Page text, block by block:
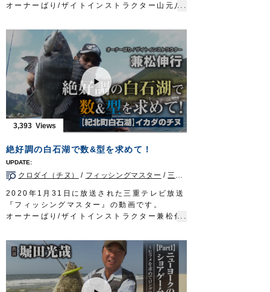
オーナーばり/ザイトインストラクター山元八
口美咲さんが、長崎県五島列島の磯のフカセ
釣りでグレを狙います。
両氏ともコンスタントにグレがヒットし、良
型も釣り上げて椛島の磯を満喫しました。
■取材協力…長崎県五島市/せいわ様
■使用アイテム
鈎…速手グレ、ザ・ROCK、身軽グレ
ハリス…ザイト・磯フロロ
釣り時季 サガテレビ毎週日曜日朝5時30分
～6時放送https://turitoki.com/
オーナーばりwebsite
http://www.owner.co.jp
3,393
絶好調の白石湖で数&型を求めて！
クロダイ（チヌ） / フィッシングマスター / 三重県
2020年1月31日に放送された三重テレビ放送
『フィッシングマスター』の動画です。
オーナーばり/ザイトインストラクター兼松伸
ます。
■使用アイテム…ライン/ザイト・筏かかり3
号、鈎/ウルトラ競技チヌ3号
■取材協力…紀北町白石湖/ロッジ山水様
フィッシングマスター 三重テレビ放送 毎